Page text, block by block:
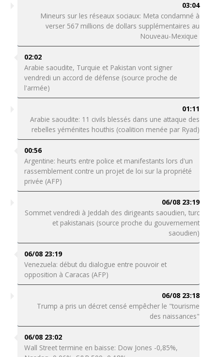
03:04
Mineurs sur les réseaux sociaux: Meta condamné à
verser 567 millions de dollars supplémentaires au
Nouveau-Mexique
02:02
Arabie saoudite, Turquie et Pakistan vont signer
vendredi un accord de défense (source proche de
l'armée)
01:11
Arabie saoudite: 11 civils blessés dans une attaque des
rebelles yéménites houthis (coalition menée par Ryad)
00:56
Argentine: heurts entre police et manifestants lors d'un
rassemblement contre un projet de loi sur la propriété
privée (AFP)
06/08 23:19
Sommet vendredi à Jeddah des dirigeants saoudien, turc
et pakistanais (source proche du gouvernement
saoudien)
06/08 23:19
Venezuela: début du dialogue entre pouvoir et
opposition à Caracas (AFP)
06/08 23:18
Trump a pris un décret censé empêcher le "tourisme
des naissances"
06/08 23:02
Wall Street termine en baisse: Dow Jones -0,85%,